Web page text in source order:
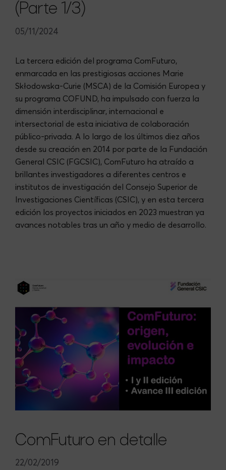
(Parte 1/3)
05/11/2024
La tercera edición del programa ComFuturo,
enmarcada en las prestigiosas acciones Marie
Skłodowska-Curie (MSCA) de la Comisión Europea y
su programa COFUND, ha impulsado con fuerza la
dimensión interdisciplinar, internacional e
intersectorial de esta iniciativa de colaboración
público-privada. A lo largo de los últimos diez años
desde su creación en 2014 por parte de la Fundación
General CSIC (FGCSIC), ComFuturo ha atraído a
brillantes investigadores a diferentes centros e
institutos de investigación del Consejo Superior de
Investigaciones Científicas (CSIC), y en esta tercera
edición los proyectos iniciados en 2023 muestran ya
avances notables tras un año y medio de desarrollo.
ComFuturo en detalle
22/02/2019